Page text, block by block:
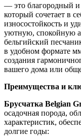
— это благородный
который сочетает в
износостойкость и
уютную, спокойную
бельгийский
в удобном формате
создания
вашего дома или
Преимущества и
Брусчатка Belgian
осадочная порода,
характеристик,
долгие годы: